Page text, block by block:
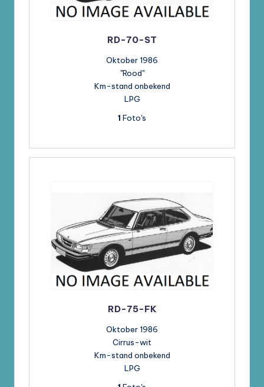
RD-70-ST
Oktober 1986
"Rood"
Km-stand onbekend
LPG
1 Foto's
RD-75-FK
Oktober 1986
Cirrus-wit
Km-stand onbekend
LPG